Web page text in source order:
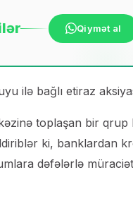
Qiymət al
ilə bağlı etiraz
toplaşan bir qrup
ki, banklardan
dəfələrlə